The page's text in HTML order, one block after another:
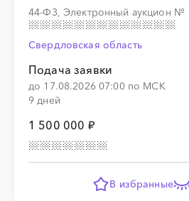
44-ФЗ, Электронный аукцион №
Свердловская область
Подача заявки
до 17.08.2026 07:00 по МСК
9 дней
1 500 000 ₽
В избранные